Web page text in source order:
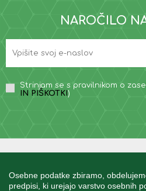
Osebne podatke zbiramo,
predpisi, ki urejajo varstvo osebnih
NAROČILO
Strinjam se s pravilnikom o
IN PIŠKOTKI )